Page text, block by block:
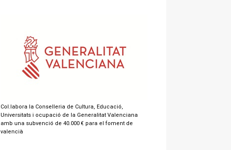
Col.labora la Conselleria de Cultura, Educació,
Universitats i ocupació de la Generalitat Valenciana
amb una subvenció de 40.000 € para el foment de
valencià